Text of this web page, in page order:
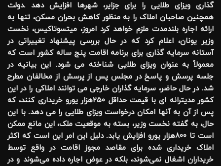
گذاری ویزای طلایی را برای جزایر، شهرها افزایش دهد .دولت
همچنین صاحبان املاک را به منظور کاهش بحران مسکن، تنها به
ارائه اجاره بلندمدت ملزم خواهد کرد امروز، میتسوتاکیس، نخست
وزیر یونان، اعلام کرد که در حال بررسی پیشنهاد تغییراتی در
آستانه سرمایه گذاری برای برنامه اقامت پنج ساله کشور است که
معمولاً به عنوان ویزای طلایی شناخته می شود. این بیانیه در
جلسه پرسش و پاسخ در مجلس پس از پرسش از مخالفان مطرح
شد. در حال حاضر، سرمایه گذاران خارجی می توانند املاکی را در این
کشور مدیترانه ای با قیمت حداقل ۲۵۰هزار یورو خریداری کنند، که
پس از آن به آنها امکان درخواست ویزای طلایی را می دهد. با این
حال، به گفته نخست وزیر، بسته به موقعیت ملک، این مانع ممکن
است تا ۸۰۰هزار یورو افزایش یابد. دلیل این امر این است که اکثر
املاک خریداری شده برای مقاصد مجوز اقامت در واقع توسط
خریداران اشغال نمی‌شوند، بلکه در عوض اجاره داده می‌شوند و در